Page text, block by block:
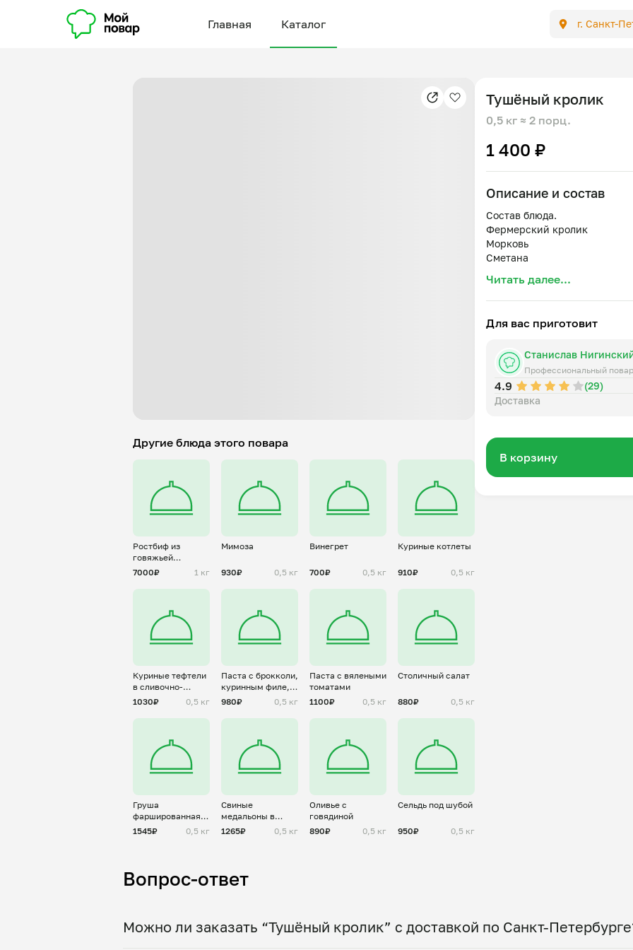
Главная Каталог г. Санкт-
Другие блюда этого повара
Ростбиф из
говяжьей
вырезки
7000₽ 1 кг
Мимоза
930₽ 0,5 кг
Винегрет
700₽ 0,5 кг
Куриные котлеты
910₽ 0,5 кг
Куриные тефтели
в сливочно-
шпинатном соусе
1030₽ 0,5 кг
Паста с брокколи,
куринным филе,
чери и
980₽ 0,5 кг
Паста с вялеными
томатами
1100₽
0,5 кг
Столичный салат
880₽ 0,5 кг
Груша
фаршированная
дор блю и
грецким орехом
1545₽ 0,5 кг
Свиные
медальоны в
соусе дижон
1265₽ 0,5 кг
Оливье с
говядиной
890₽
0,5 кг
Сельдь под шубой
950₽ 0,5 кг
Тушёный кролик
0,5 кг ≈ 2 порц.
1 400 ₽
Описание и состав
Состав блюда.
Фермерский кролик
Морковь
Сметана
Читать далее...
Для вас приготовит
Станислав
Профессиональный повар
4.9
(29)
Доставка
В корзину
Вопрос-ответ
Можно ли заказать “Тушёный кролик” с доставкой по Санкт-